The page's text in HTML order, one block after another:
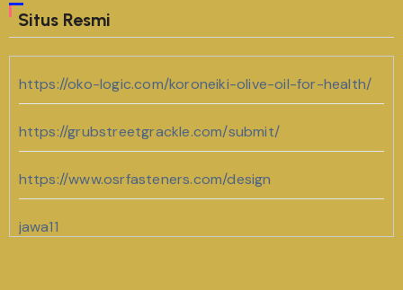
Situs Resmi
https://oko-logic.com/koroneiki-olive-oil-for-health/
https://grubstreetgrackle.com/submit/
https://www.osrfasteners.com/design
jawa11